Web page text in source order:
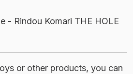
or other products, you can